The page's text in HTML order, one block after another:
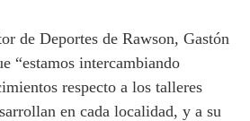
de Deportes de Rawson, Gastón
“estamos intercambiando
respecto a los talleres
en cada localidad, y a su